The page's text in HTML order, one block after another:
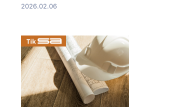
2026.02.06